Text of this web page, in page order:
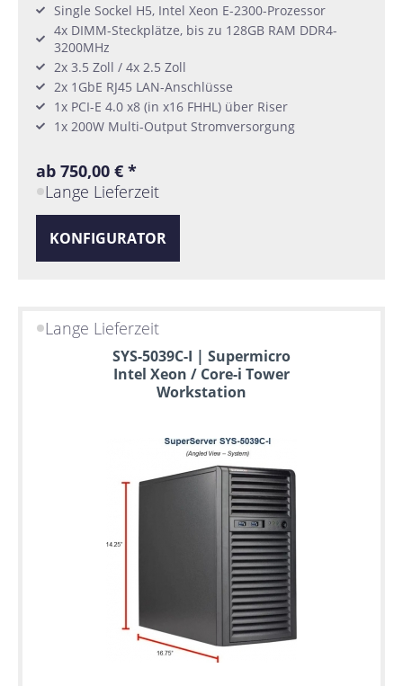
Single Sockel H5, Intel Xeon E-2300-Prozessor
4x DIMM-Steckplätze, bis zu 128GB RAM DDR4-
3200MHz
2x 3.5 Zoll / 4x 2.5 Zoll
2x 1GbE RJ45 LAN-Anschlüsse
1x PCI-E 4.0 x8 (in x16 FHHL) über Riser
1x 200W Multi-Output Stromversorgung
ab 750,00 € *
Lange Lieferzeit
KONFIGURATOR
Lange Lieferzeit
SYS-5039C-I | Supermicro
Intel Xeon / Core-i Tower
Workstation